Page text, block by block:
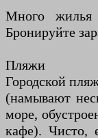
Много
Бронируйте
Пляжи
Городской
(намывают
море,
кафе). Чисто,